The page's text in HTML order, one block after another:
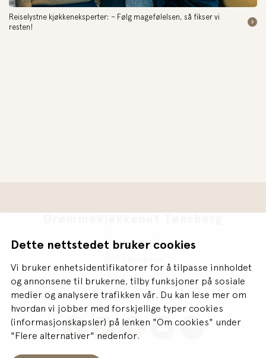
Dette nettstedet bruker cookies
Vi bruker enhetsidentifikatorer for å tilpasse innholdet
og annonsene til brukerne, tilby funksjoner på sosiale
medier og analysere trafikken vår. Du kan lese mer om
hvordan vi jobber med forskjellige typer cookies
(informasjonskapsler) på lenken "Om cookies" under
"Flere alternativer" nedenfor.
Reiselystne kjøkkeneksperter: – Følg magefølelsen, så fikser vi
resten!
Kilengaten 8
33 32 55 00
cecilie@cr-interior.no